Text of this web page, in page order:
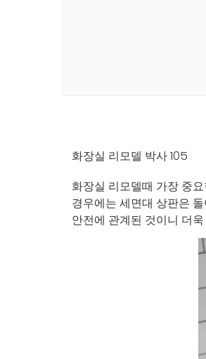
화장실 리모델 박사 105
화장실 리모델때 가장 중
경우에는 세면대 상판은
안전에 관계된 것이니 더